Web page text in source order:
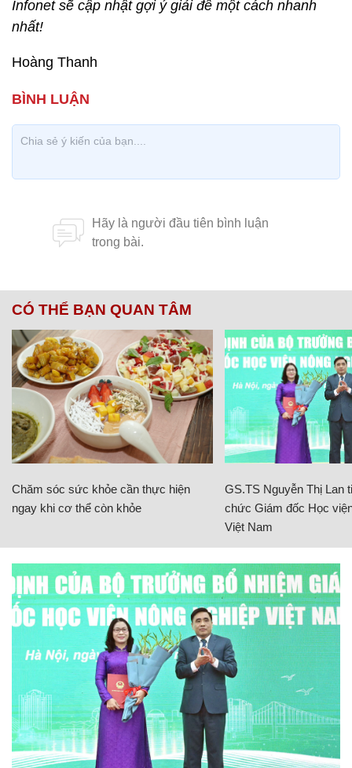
Infonet sẽ cập nhật gợi ý giải đề một cách nhanh
nhất!
Hoàng Thanh
CÓ THỂ BẠN QUAN TÂM
Chăm sóc sức khỏe cần thực hiện
ngay khi cơ thể còn khỏe
GS.TS Nguyễn Thị Lan
chức Giám đốc Học
Việt Nam